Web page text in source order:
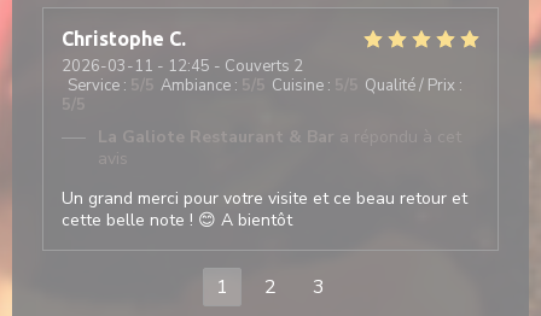
Christophe C
2026-03-11 - 12:45 - Couverts 2
Service : 5 /5 Ambiance : 5 /5 Cuisine : Qualité / Prix :
5 /5
La Galiote Restaurant & Bar
avis
Un grand merci pour votre visite et ce beau retour et
cette belle note ! 😊 A bientôt
1 2 3